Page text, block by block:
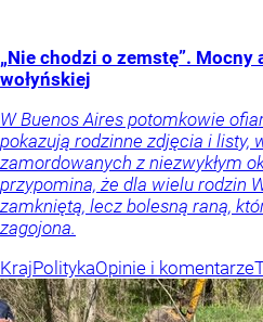
„Nie chodzi o zemstę”.
wołyńskiej
W Buenos Aires potomkowie
pokazują rodzinne zdjęcia i listy,
zamordowanych z niezwykłym
przypomina, że dla wielu rodzin
zamkniętą, lecz bolesną raną,
zagojona.
KrajPolitykaOpinie i komentarze